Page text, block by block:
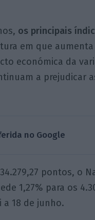
os principais
em que
económica da
a prejudicar
no Google
pontos, o
1,27% para os
a 18 de junho.